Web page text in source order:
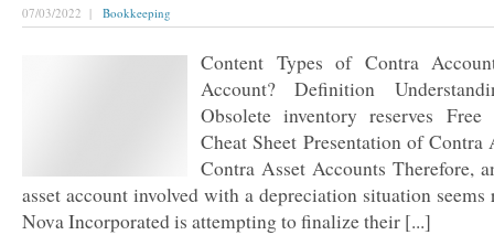
07/03/2022 | Bookkeeping
Content Types of Contra
Account? Definition
Obsolete inventory reserves Free
Cheat Sheet Presentation of Contra
Contra Asset Accounts Therefore,
asset account involved with a depreciation situation seems
Nova Incorporated is attempting to finalize their [...]